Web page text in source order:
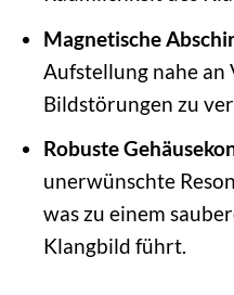
Magnetische
Aufstellung nahe
Bildstörungen zu
Robuste
unerwünschte
was zu einem
Klangbild führt.